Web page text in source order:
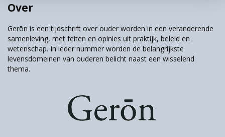
Over
Gerōn is een tijdschrift over ouder worden in een veranderende
samenleving, met feiten en opinies uit praktijk, beleid en
wetenschap. In ieder nummer worden de belangrijkste
levensdomeinen van ouderen belicht naast een wisselend
thema.